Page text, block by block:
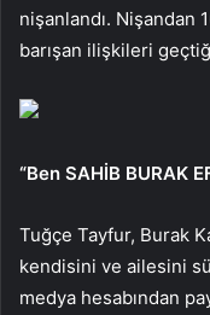
nişanlandı. Nişandan
barışan ilişkileri
“Ben SAHİB BURAK
Tuğçe Tayfur, Burak
kendisini ve ailesini
medya hesabından